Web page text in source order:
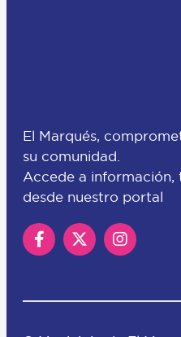
El Marqués,
su comunidad.
Accede a información,
desde nuestro portal